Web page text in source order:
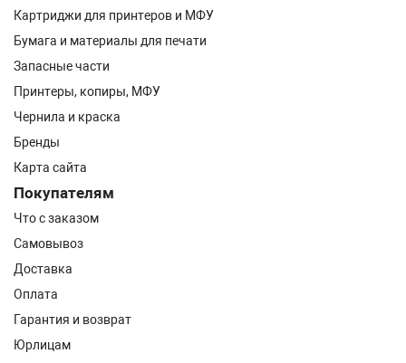
Картриджи для принтеров и МФУ
Бумага и материалы для печати
Запасные части
Принтеры, копиры, МФУ
Чернила и краска
Бренды
Карта сайта
Покупателям
Что с заказом
Самовывоз
Доставка
Оплата
Гарантия и возврат
Юрлицам